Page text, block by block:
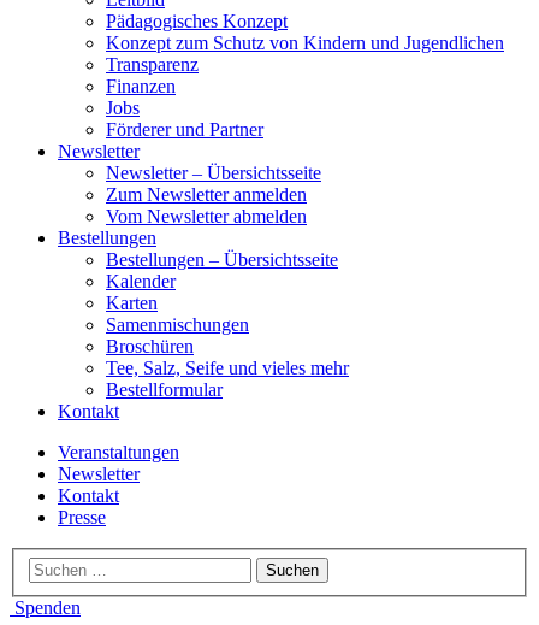
Pädagogisches Konzept
Konzept zum Schutz von Kindern und Jugendlichen
Transparenz
Finanzen
Jobs
Förderer und Partner
Newsletter
Newsletter – Übersichtsseite
Zum Newsletter anmelden
Vom Newsletter abmelden
Bestellungen
Bestellungen – Übersichtsseite
Kalender
Karten
Samenmischungen
Broschüren
Tee, Salz, Seife und vieles mehr
Bestellformular
Kontakt
Veranstaltungen
Newsletter
Kontakt
Presse
Spenden